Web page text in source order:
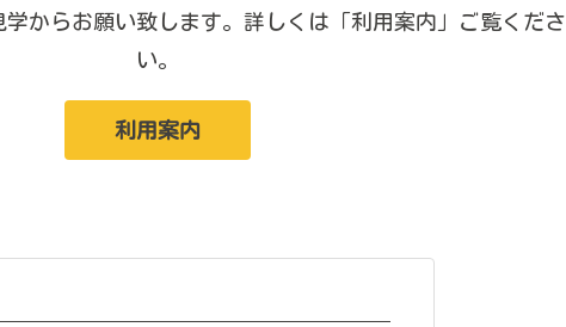
からお願い致します。詳しくは「利用案内」ご覧くださ
い。
利用案内